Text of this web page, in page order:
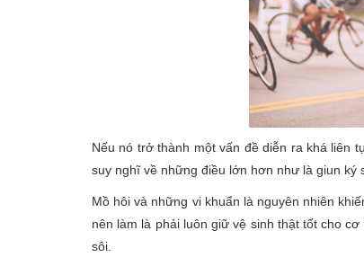
Nếu nó trở thành một vấn đề diễn ra khá liên
suy nghĩ về những điều lớn hơn như là giun ký
Mồ hôi và những vi khuẩn là nguyên nhiên
nên làm là phải luôn giữ vệ sinh thật tốt cho
sôi.